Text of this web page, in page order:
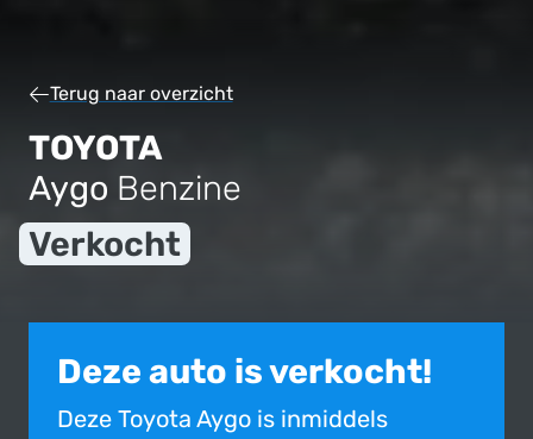
Terug naar overzicht
TOYOTA
Aygo Benzine
Verkocht
Deze auto is verkocht!
Deze Toyota Aygo is inmiddels